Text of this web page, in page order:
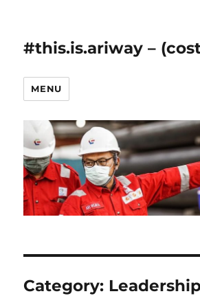
#this.is.ariway –
MENU
Category: Leadership